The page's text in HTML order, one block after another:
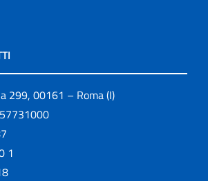
299, 00161 – Roma (I)
1